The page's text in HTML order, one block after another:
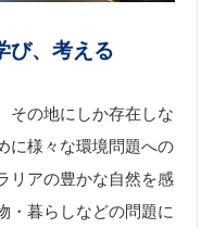
び、考える
その地にしか存在しな
に様々な環境問題への
リアの豊かな自然を感
・暮らしなどの問題に